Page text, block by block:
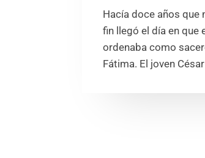
Hacía doce años que
fin llegó el día en que
ordenaba como
Fátima. El joven